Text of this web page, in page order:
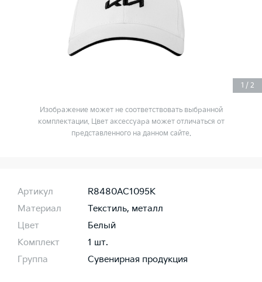
1 / 2
Изображение может не соответствовать выбранной
комплектации. Цвет аксессуара может отличаться от
представленного на данном сайте.
Артикул
R8480AC1095K
Материал
Текстиль, металл
Цвет
Белый
Комплект
1 шт.
Группа
Сувенирная продукция